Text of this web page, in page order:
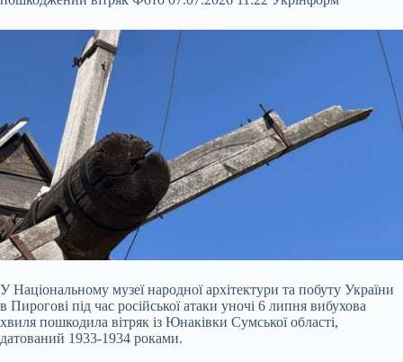
У Національному музеї народної архітектури та побуту України
в Пирогові під час російської атаки уночі 6 липня вибухова
хвиля пошкодила вітряк із Юнаківки Сумської області,
датований 1933-1934 роками.